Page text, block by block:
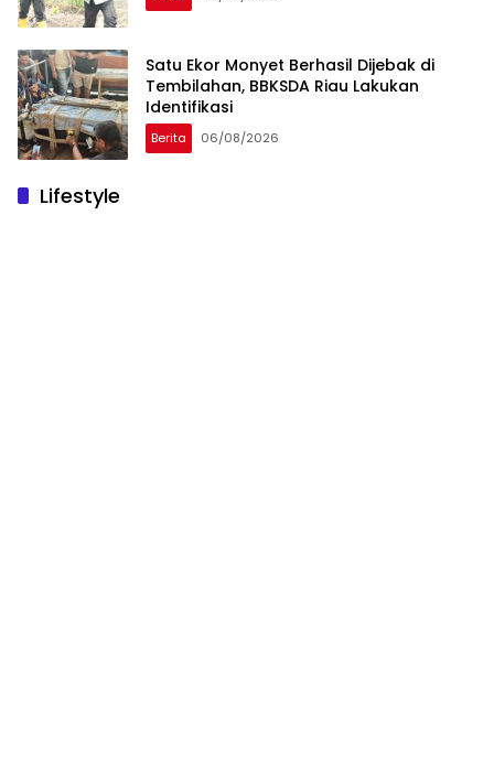
Satu Ekor Monyet Berhasil Dijebak di
Tembilahan, BBKSDA Riau Lakukan
Identifikasi
Berita 06/08/2026
Lifestyle